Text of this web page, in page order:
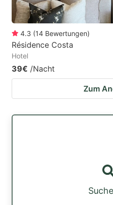
4.3 (14 Bewertungen)
Résidence Costa
Hotel
39€ /Nacht
Zum